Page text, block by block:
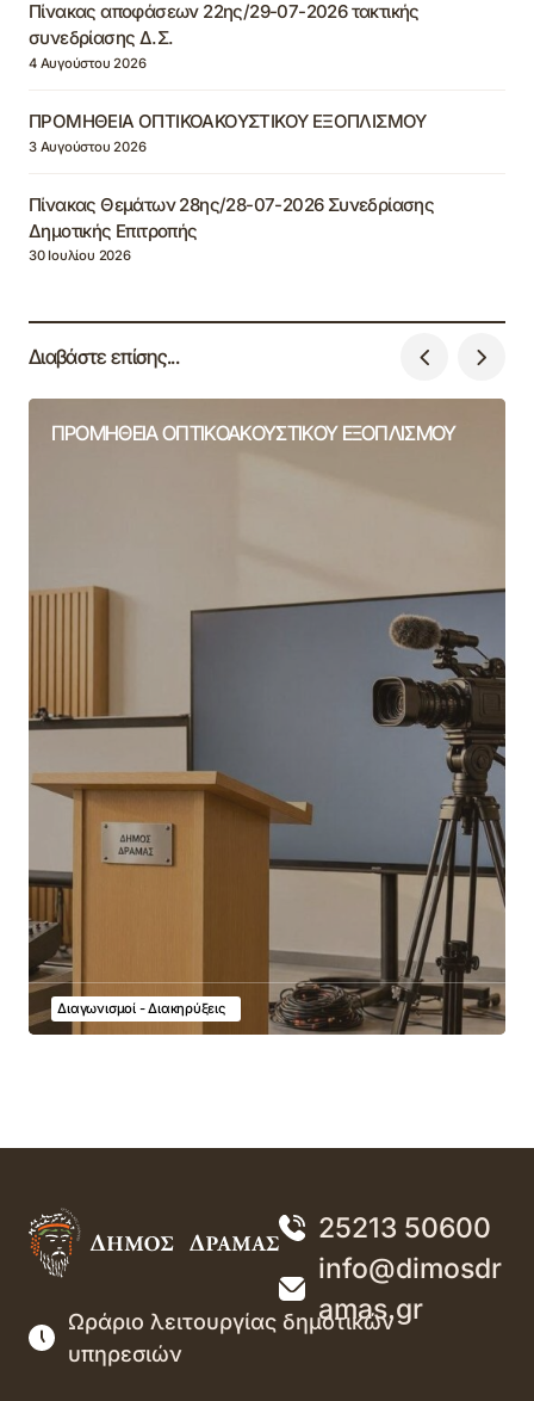
Πίνακας αποφάσεων 22ης/29-07-2026 τακτικής
συνεδρίασης Δ.Σ.
4 Αυγούστου 2026
ΠΡΟΜΗΘΕΙΑ ΟΠΤΙΚΟΑΚΟΥΣΤΙΚΟΥ ΕΞΟΠΛΙΣΜΟΥ
3 Αυγούστου 2026
Πίνακας Θεμάτων 28ης/28-07-2026 Συνεδρίασης
Δημοτικής Επιτροπής
30 Ιουλίου 2026
Διαβάστε επίσης...
ΠΡΟΜΗΘΕΙΑ ΟΠΤΙΚΟΑΚΟΥΣΤΙΚΟΥ ΕΞΟΠΛΙΣΜΟΥ
Διαγωνισμοί - Διακηρύξεις
25213 50600
info@dimosdr
amas.gr
Ωράριο λειτουργίας δημοτικών
υπηρεσιών